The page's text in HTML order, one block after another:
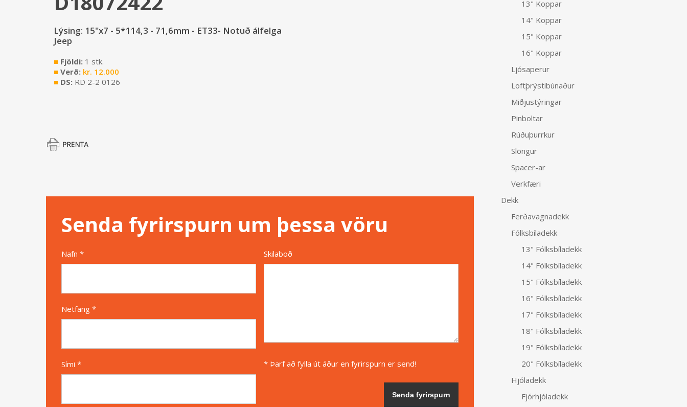
Lýsing: 15"x7 - 5*114,3 - 71,6mm - ET33- Notuð álfelga
Jeep
■ Fjöldi: 1 stk.
■ Verð: kr. 12.000
■ DS: RD 2-2 0126
Senda fyrirspurn um þessa vöru
Nafn *
Netfang *
Sími *
Skilaboð
* Þarf að fylla út áður en fyrirspurn er send!
13" Koppar
14" Koppar
15" Koppar
16" Koppar
Ljósaperur
Loftþrýstibúnaður
Miðjustýringar
Pinboltar
Rúðuþurrkur
Slöngur
Spacer-ar
Verkfæri
Dekk
Ferðavagnadekk
Fólksbíladekk
13" Fólksbíladekk
14" Fólksbíladekk
15" Fólksbíladekk
16" Fólksbíladekk
17" Fólksbíladekk
18" Fólksbíladekk
19" Fólksbíladekk
20" Fólksbíladekk
Hjóladekk
Fjórhjóladekk